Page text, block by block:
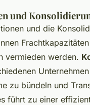
und
und die
vermieden werden.
zu bündeln und
führt zu einer